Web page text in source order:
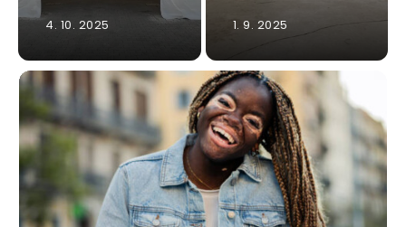
4. 10. 2025 1. 9. 2025